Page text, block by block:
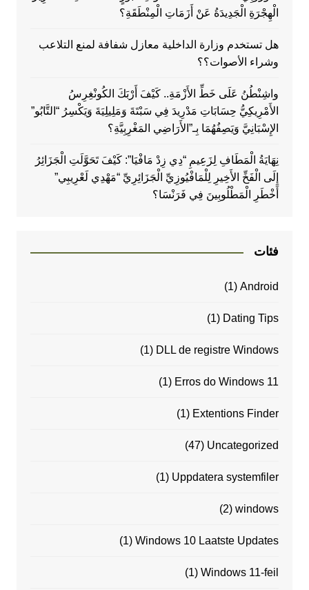
الْهِجْرَةِ الْجَدِيدَةُ عَنْ أَزَمَاتِ الْمِنْطَقَةِ؟
هل تستخدم وزارة الداخلية معازل شفافة لمنع التلاعب
وشراء الأصوات؟؟
واشِنْطُنُ عَلَى خَطِّ الأَزْمَةِ.. كَيْفَ أَرْبَكَ الكُونْغِرِسُ
الأَمْرِيكِيُّ حِسَابَاتِ مَدْرِيدَ فِي سَبْتَةَ وَمَلِيلِيَةَ وَيَكْسِرُ “التَّابُو”
الإِسْبَانِيَّ وَيَصِفُهُمَا بِـ”الأَرَاضِي المَغْرِبِيَّةِ؟
نِهَايَةُ الْمَطَافِ لِزَعِيمِ “دِي زِدْ مَافْيَا”: كَيْفَ تَحَوَّلَتِ الْجَزَائِرُ
إِلَى الْفَخِّ الأَخِيرِ لِلْمَافْيُوزِيِّ الْجَزَائِرِيِّ “مَهْدِي لَعْرِيبِي”
أَخْطَرِ الْمَطْلُوبِينَ فِي فَرَنْسَا؟
فئات
Android
(1)
Dating Tips
(1)
DLL de registre Windows
(1)
Erros do Windows 11
(1)
Extentions Finder
(1)
Uncategorized
(47)
Uppdatera systemfiler
(1)
windows
(2)
Windows 10 Laatste Updates
(1)
Windows 11-feil
(1)